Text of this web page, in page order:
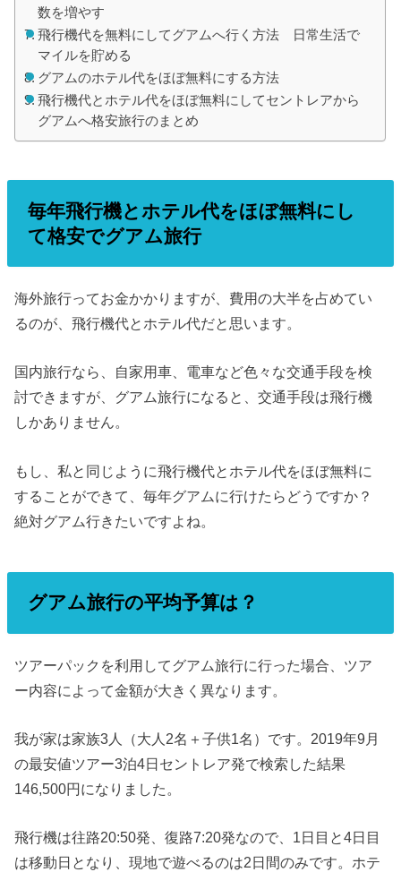
数を増やす
飛行機代を無料にしてグアムへ行く方法 日常生活で
マイルを貯める
グアムのホテル代をほぼ無料にする方法
飛行機代とホテル代をほぼ無料にしてセントレアから
グアムへ格安旅行のまとめ
毎年飛行機とホテル代をほぼ無料にし
て格安でグアム旅行
海外旅行ってお金かかりますが、費用の大半を占めてい
るのが、飛行機代とホテル代だと思います。
国内旅行なら、自家用車、電車など色々な交通手段を検
討できますが、グアム旅行になると、交通手段は飛行機
しかありません。
もし、私と同じように飛行機代とホテル代をほぼ無料に
することができて、毎年グアムに行けたらどうですか？
絶対グアム行きたいですよね。
グアム旅行の平均予算は？
ツアーパックを利用してグアム旅行に行った場合、ツア
ー内容によって金額が大きく異なります。
我が家は家族3人（大人2名＋子供1名）です。2019年9月
の最安値ツアー3泊4日セントレア発で検索した結果
146,500円になりました。
飛行機は往路20:50発、復路7:20発なので、1日目と4日目
は移動日となり、現地で遊べるのは2日間のみです。ホテ